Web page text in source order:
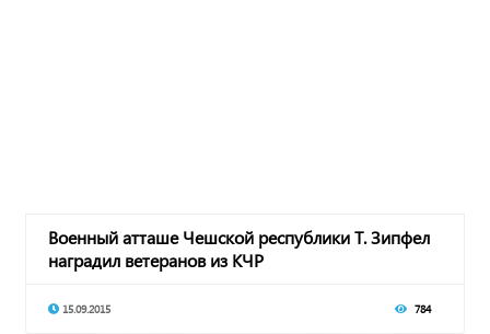
Военный атташе Чешской республики Т. Зипфел
наградил ветеранов из КЧР
15.09.2015 784